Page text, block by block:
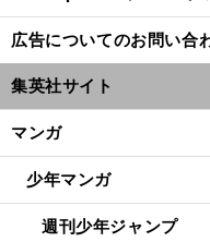
広告についてのお問い合
集英社サイト
マンガ
少年マンガ
週刊少年ジャンプ